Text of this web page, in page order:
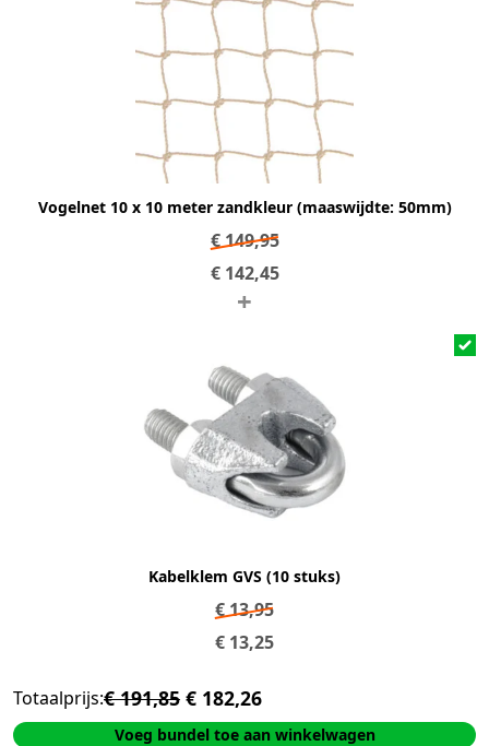
Vogelnet 10 x 10 meter zandkleur (maaswijdte: 50mm)
€149,95
€142,45
+
Kabelklem GVS (10 stuks)
€13,95
€ 13,25
Totaalprijs:€ 191,85 € 182,26
Voeg bundel toe aan winkelwagen